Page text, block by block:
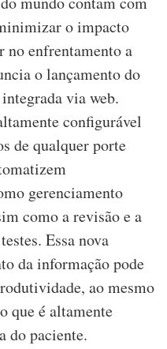
o impacto
no enfrentamento a
o lançamento do
via web.
configurável
de qualquer porte
gerenciamento
como a revisão e a
Essa nova
da informação pode
ao mesmo
que é altamente
do paciente.